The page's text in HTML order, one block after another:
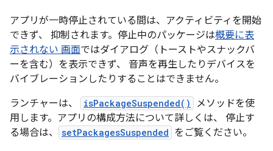
アプリが一時停止されている間は、アクティビティを開始
できず、 抑制されます。停止中のパッケージは概要に表
示されない 画面ではダイアログ（トーストやスナックバ
ーを含む）を表示できず、 音声を再生したりデバイスを
バイブレーションしたりすることはできません。
ランチャーは、
isPackageSuspended()
メソッドを使
用します。アプリの構成方法について詳しくは、 停止す
る場合は、
setPackagesSuspended をご覧ください。